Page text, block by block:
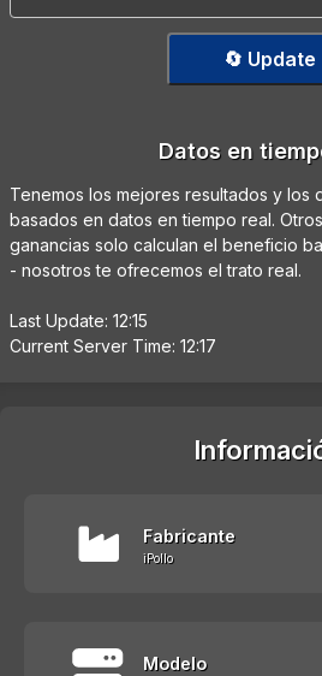
🔄 Update
Datos en
Tenemos los mejores resultados y los
basados en datos en tiempo real.
ganancias solo calculan el beneficio
- nosotros te ofrecemos el trato real.
Last Update: 12:15
Current Server Time: 12:17
Fabricante
iPollo
Modelo